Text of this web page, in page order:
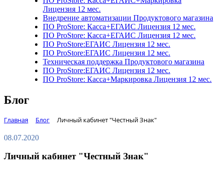
Лицензия 12 мес.
Внедрение автоматизации Продуктового магазина
ПО ProStore: Касса+ЕГАИС Лицензия 12 мес.
ПО ProStore: Касса+ЕГАИС Лицензия 12 мес.
ПО ProStore:ЕГАИС Лицензия 12 мес.
ПО ProStore:ЕГАИС Лицензия 12 мес.
Техническая поддержка Продуктового магазина
ПО ProStore:ЕГАИС Лицензия 12 мес.
ПО ProStore: Касса+Маркировка Лицензия 12 мес.
Блог
Главная Блог Личный кабинет "Честный Знак"
08.07.2020
Личный кабинет "Честный Знак"